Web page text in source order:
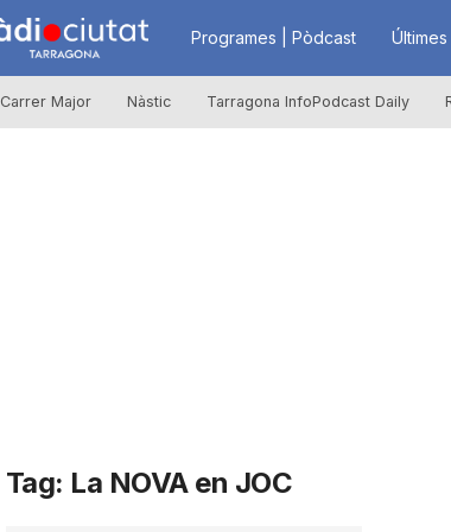
R
à
i
Programes | Pòdcast
Carrer Major Nàstic Tarragona InfoPodcast Daily
Tag: La NOVA en JOC